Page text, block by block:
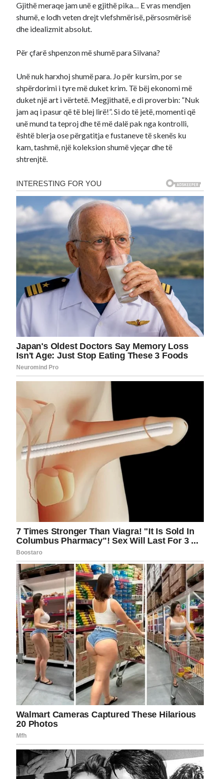
Gjithë meraqe jam unë e gjithë pika… E vras mendjen
shumë, e lodh veten drejt vlefshmërisë, përsosmërisë
dhe idealizmit absolut.
Për çfarë shpenzon më shumë para Silvana?
Unë nuk harxhoj shumë para. Jo për kursim, por se
shpërdorimi i tyre më duket krim. Të bëj ekonomi më
duket një art i vërtetë. Megjithatë, e di proverbin: “Nuk
jam aq i pasur që të blej lirë!”. Si do të jetë, momenti që
unë mund ta teproj dhe të më dalë pak nga kontrolli,
është blerja ose përgatitja e fustaneve të skenës ku
kam, tashmë, një koleksion shumë vjeçar dhe të
shtrenjtë.